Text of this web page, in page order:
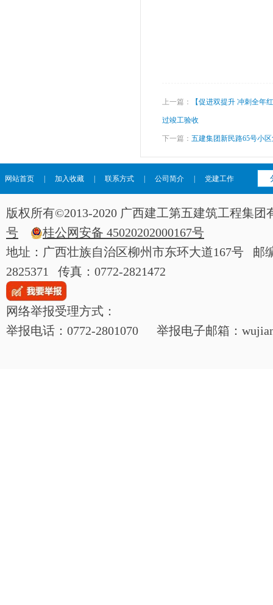
上一篇： 【促进双提升 冲刺全
过竣工验收
下一篇： 五建集团新民路65号小
网站首页 加入收藏 联系方式 公司简介 党建工作
版权所有©2013-2020 广西建工第五建筑工程集
号
桂公网安备 45020202000167号
地址：广西壮族自治区柳州市东环大道167号 邮
2825371 传真：0772-2821472
网络举报受理方式：
举报电话：0772-2801070 举报电子邮箱：